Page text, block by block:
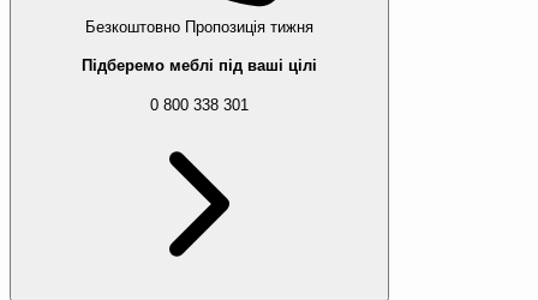
Безкоштовно Пропозиція тижня
Підберемо меблі під ваші цілі
0 800 338 301